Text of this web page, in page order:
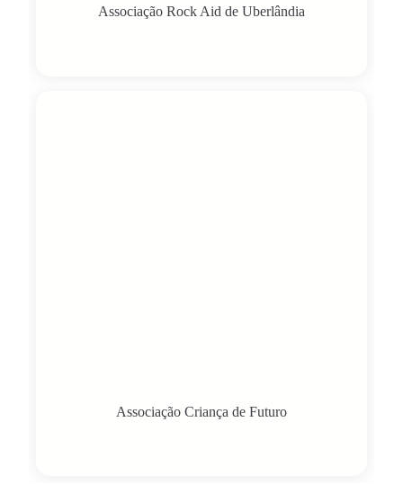
Associação Rock Aid de Uberlândia
Associação Criança de Futuro